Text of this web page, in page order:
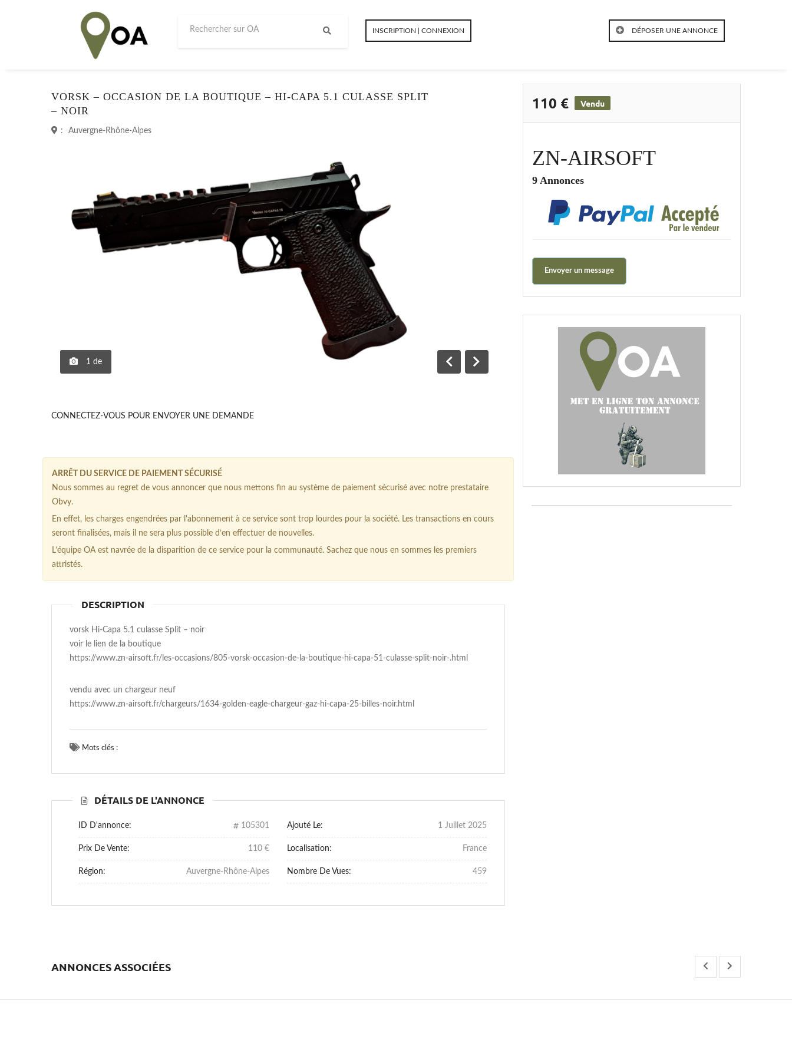
INSCRIPTION | CONNEXION DÉPOSER UNE ANNONCE
VORSK – OCCASION DE LA BOUTIQUE – HI-CAPA 5.1 CULASSE SPLIT
– NOIR
: Auvergne-Rhône-Alpes
1 de
CONNECTEZ-VOUS POUR ENVOYER UNE DEMANDE
ARRÊT DU SERVICE DE PAIEMENT SÉCURISÉ
Nous sommes au regret de vous annoncer que nous mettons fin au système de paiement sécurisé avec notre prestataire
Obvy.
En effet, les charges engendrées par l'abonnement à ce service sont trop lourdes pour la société. Les transactions en cours
seront finalisées, mais il ne sera plus possible d’en effectuer de nouvelles.
L’équipe OA est navrée de la disparition de ce service pour la communauté. Sachez que nous en sommes les premiers
attristés.
DESCRIPTION
vorsk Hi-Capa 5.1 culasse Split – noir
voir le lien de la boutique
https://www.zn-airsoft.fr/les-occasions/805-vorsk-occasion-de-la-boutique-hi-capa-51-culasse-split-noir-.html
vendu avec un chargeur neuf
https://www.zn-airsoft.fr/chargeurs/1634-golden-eagle-chargeur-gaz-hi-capa-25-billes-noir.html
Mots clés :
DÉTAILS DE L'ANNONCE
ID D'annonce: 105301 Ajouté Le: 1 Juillet 2025
Prix De Vente: 110 € Localisation: France
Région: Auvergne-Rhône-Alpes Nombre De Vues: 459
110 € Vendu
ZN-AIRSOFT
9 Annonces
Envoyer un message
ANNONCES ASSOCIÉES